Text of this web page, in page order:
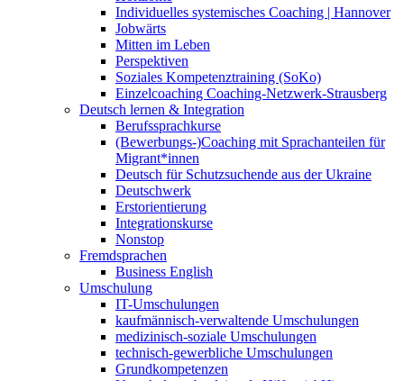
Individuelles systemisches Coaching | Hannover
Jobwärts
Mitten im Leben
Perspektiven
Soziales Kompetenztraining (SoKo)
Einzelcoaching Coaching-Netzwerk-Strausberg
Deutsch lernen & Integration
Berufssprachkurse
(Bewerbungs-)Coaching mit Sprachanteilen für
Migrant*innen
Deutsch für Schutzsuchende aus der Ukraine
Deutschwerk
Erstorientierung
Integrationskurse
Nonstop
Fremdsprachen
Business English
Umschulung
IT-Umschulungen
kaufmännisch-verwaltende Umschulungen
medizinisch-soziale Umschulungen
technisch-gewerbliche Umschulungen
Grundkompetenzen